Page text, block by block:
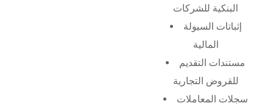
البنكية للشركات
إثباتات السيولة
المالية
مستندات التقديم
للقروض التجارية
سجلات المعاملات